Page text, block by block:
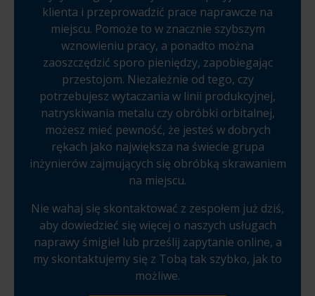
klienta i przeprowadzić prace naprawcze na
miejscu. Pomoże to w znacznie szybszym
wznowieniu pracy, a ponadto można
zaoszczędzić sporo pieniędzy, zapobiegając
przestojom. Niezależnie od tego, czy
potrzebujesz wytaczania w linii produkcyjnej,
natryskiwania metalu czy obróbki orbitalnej,
możesz mieć pewność, że jesteś w dobrych
rękach jako największa na świecie grupa
inżynierów zajmujących się obróbką skrawaniem
na miejscu.
Nie wahaj się skontaktować z zespołem już dziś,
aby dowiedzieć się więcej o naszych usługach
naprawy śmigieł lub prześlij zapytanie online, a
my skontaktujemy się z Tobą tak szybko, jak to
możliwe.